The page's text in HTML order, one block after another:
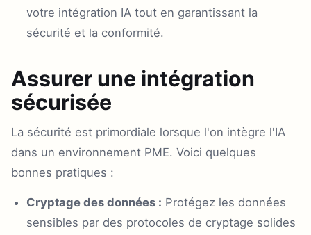
votre intégration IA tout en garantissant la
sécurité et la conformité.
Assurer une intégration
sécurisée
La sécurité est primordiale lorsque l'on intègre l'IA
dans un environnement PME. Voici quelques
bonnes pratiques :
Cryptage des données : Protégez les données
sensibles par des protocoles de cryptage solides